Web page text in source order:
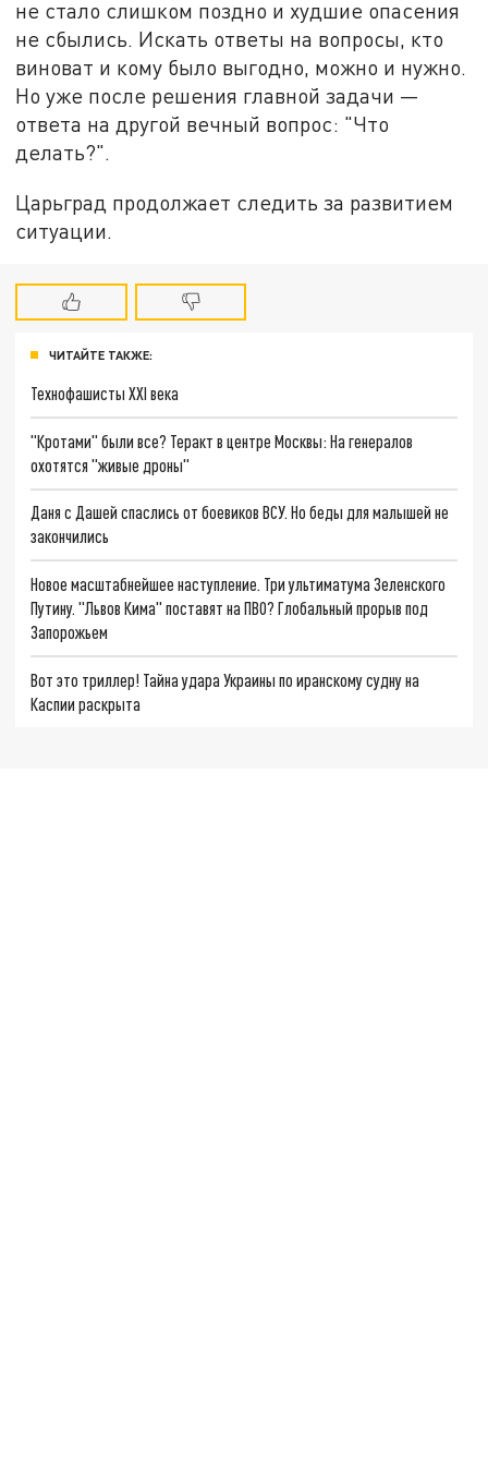
не стало слишком поздно и худшие опасения
не сбылись. Искать ответы на вопросы, кто
виноват и кому было выгодно, можно и нужно.
Но уже после решения главной задачи —
ответа на другой вечный вопрос: "Что
делать?".
Царьград продолжает следить за развитием
ситуации.
ЧИТАЙТЕ ТАКЖЕ:
Технофашисты XXI века
"Кротами" были все? Теракт в центре Москвы: На генералов
охотятся "живые дроны"
Даня с Дашей спаслись от боевиков ВСУ. Но беды для малышей не
закончились
Новое масштабнейшее наступление. Три ультиматума Зеленского
Путину. "Львов Кима" поставят на ПВО? Глобальный прорыв под
Запорожьем
Вот это триллер! Тайна удара Украины по иранскому судну на
Каспии раскрыта